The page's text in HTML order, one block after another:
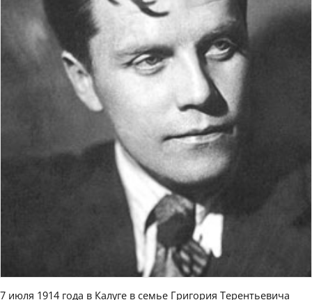
7 июля 1914 года в Калуге в семье Григория Терентьевича